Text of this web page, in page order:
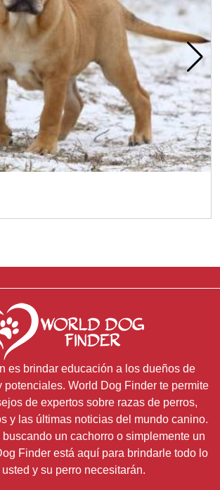
es brindar educación a los dueños de
potenciales. World Dog Finder te permite
de expertos sobre razas de perros,
y las últimas noticias del mundo canino.
un cachorro o simplemente un
Finder está aquí para brindarle todo lo
y su perro necesitarán.